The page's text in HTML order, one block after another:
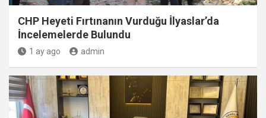
CHP Heyeti Fırtınanın Vurduğu İlyaslar’da
İncelemelerde Bulundu
1 ay ago admin